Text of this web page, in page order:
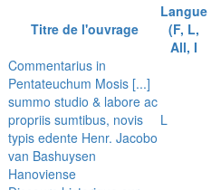
Titre de l'ouvrage
Langue
(F, L,
All, I
Commentarius in
Pentateuchum Mosis [...]
summo studio & labore ac
propriis sumtibus, novis
typis edente Henr. Jacobo
van Bashuysen
Hanoviense
L